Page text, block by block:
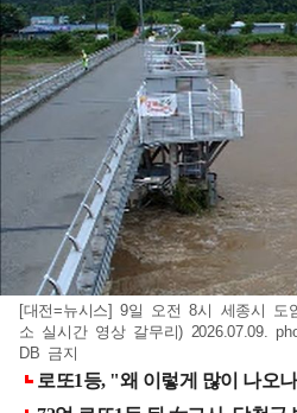
[대전=뉴시스] 9일 오전 8시 세종시 도
소 실시간 영상 갈무리) 2026.07.09.
DB 금지